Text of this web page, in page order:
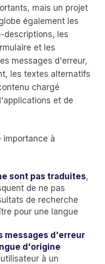
mais un projet
également les
descriptions, les
et les
messages d'erreur,
les textes alternatifs
chargé
et de
importance à
sont pas traduites,
de ne pas
de recherche
pour une langue
messages d'erreur
d'origine
à un